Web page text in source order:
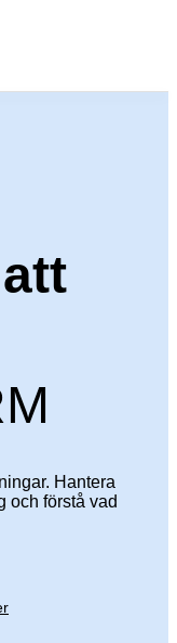
Hantera
och förstå vad